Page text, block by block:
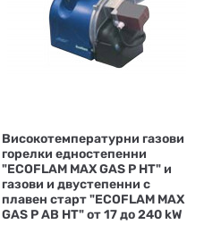
Високотемпературни газови
горелки едностепенни
"ECOFLAM MAX GAS P HT" и
газови и двустепенни с
плавен старт "ECOFLAM MAX
GAS P AB HT" от 17 до 240 kW